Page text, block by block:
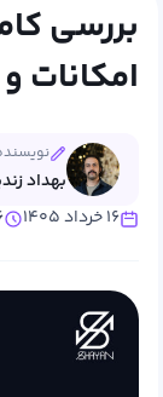
بررسی
امکانات
بهداد
۱۶ خرداد ۱۴۰۵
۱۶